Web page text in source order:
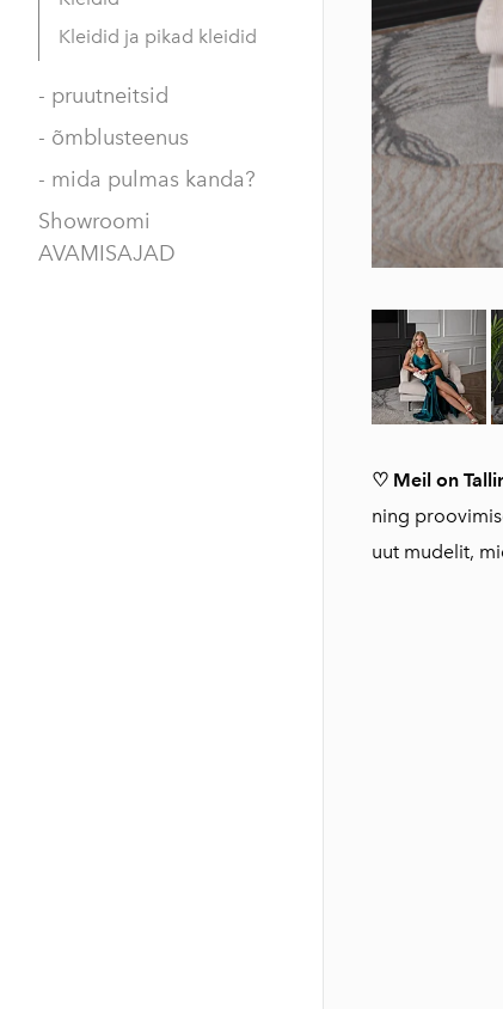
Kleidid ja pikad kleidid
- pruutneitsid
- õmblusteenus
- mida pulmas kanda?
Showroomi
AVAMISAJAD
♡ Meil on
ning
uut mudelit,